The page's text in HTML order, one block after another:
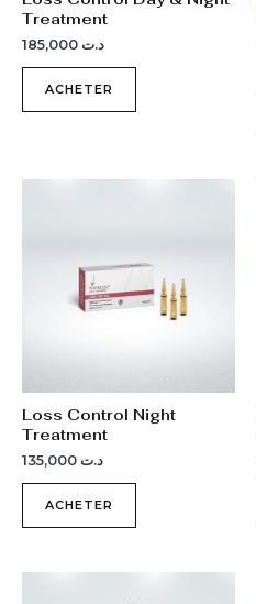
Treatment
د.ت
ACHETER
Loss Control Night
Treatment
د.ت
ACHETER